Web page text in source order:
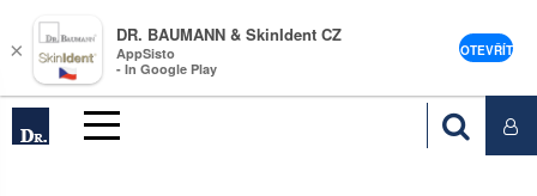
×
DR. BAUMANN & SkinIdent CZ
AppSisto
- In Google Play
OTEVŘÍT